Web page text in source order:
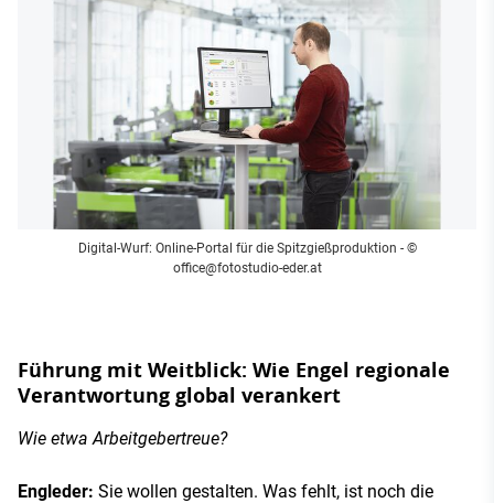
Digital-Wurf: Online-Portal für die Spitzgießproduktion - ©
office@fotostudio-eder.at
Führung mit Weitblick: Wie Engel regionale
Verantwortung global verankert
Wie etwa Arbeitgebertreue?
Engleder: Sie wollen gestalten. Was fehlt, ist noch die